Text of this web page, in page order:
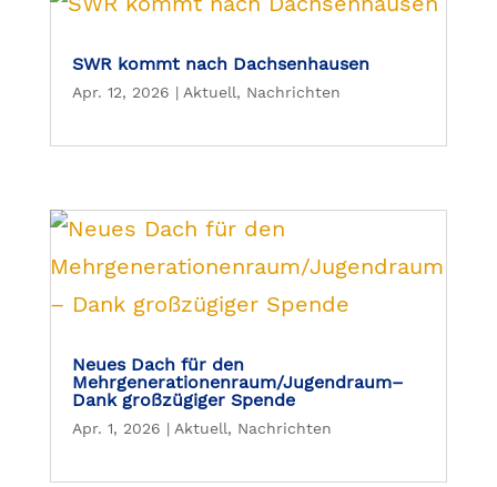
SWR kommt nach Dachsenhausen
Apr. 12, 2026 | Aktuell, Nachrichten
Neues Dach für den
Mehrgenerationenraum/Jugendraum–
Dank großzügiger Spende
Apr. 1, 2026 | Aktuell, Nachrichten